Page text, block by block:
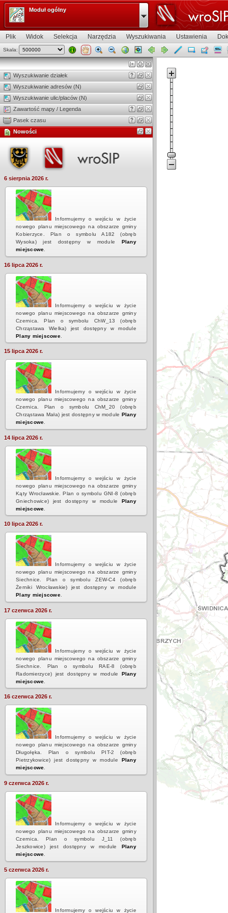
Plik Widok Selekcja Narzędzia Wyszukiwania Ustawienia
Skala:
Wyszukiwanie działek
Wyszukiwanie adresów (N)
Wyszukiwanie ulic/placów (N)
Zawartość mapy / Legenda
Pasek czasu
Nowości
Widok mapy
Moduł ogólny